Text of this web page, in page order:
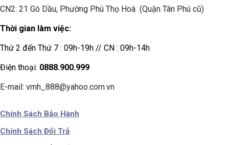
CN2: 21 Gò Dầu, Phường Phú Thọ Hoà (Quận Tân Phú cũ)
Thời gian làm việc:
Thứ 2 đến Thứ 7 : 09h-19h // CN : 09h-14h
Điện thoại: 0888.900.999
E-mail: vmh_888@yahoo.com.vn
Chính Sách Bảo Hành
Chính Sách Đổi Trả